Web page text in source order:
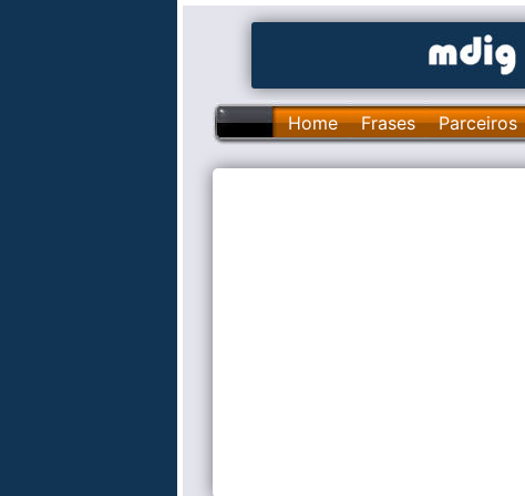
Home Frases Parceiros